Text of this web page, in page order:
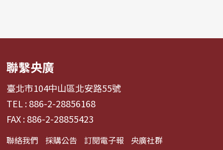
聯繫央廣
臺北市104中山區北安路55號
TEL : 886-2-28856168
FAX : 886-2-28855423
聯絡我們 採購公告 訂閱電子報 央廣社群